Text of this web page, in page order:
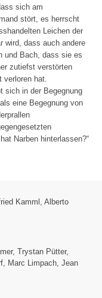
sich am
stört, es herrscht
Leichen der
wird, dass auch andere
und Bach, dass sie es
zutiefst verstörten
verloren hat.
sich in der Begegnung
eine Begegnung von
Narben hinterlassen?“
Kamml , Alberto
, Trystan Pütter,
, Marc Limpach, Jean